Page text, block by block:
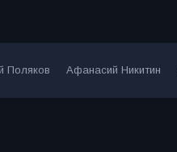
Поляков Афанасий Никитин